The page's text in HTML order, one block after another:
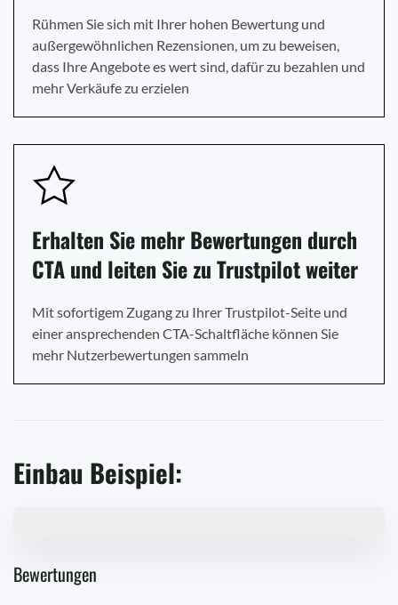
Rühmen Sie sich mit Ihrer hohen Bewertung und
außergewöhnlichen Rezensionen, um zu beweisen,
dass Ihre Angebote es wert sind, dafür zu bezahlen und
mehr Verkäufe zu erzielen
Erhalten Sie mehr Bewertungen durch
CTA und leiten Sie zu Trustpilot weiter
Mit sofortigem Zugang zu Ihrer Trustpilot-Seite und
einer ansprechenden CTA-Schaltfläche können Sie
mehr Nutzerbewertungen sammeln
Einbau Beispiel:
Bewertungen